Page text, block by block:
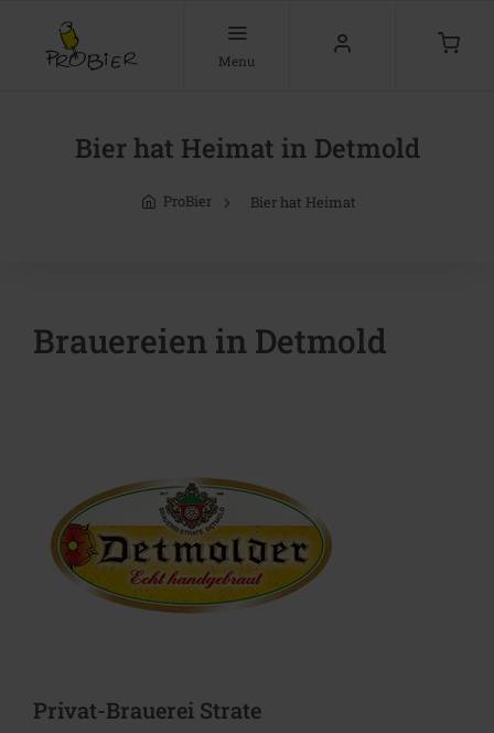
Menu
Bier hat Heimat in Detmold
ProBier Bier hat Heimat
Brauereien in Detmold
Privat-Brauerei Strate